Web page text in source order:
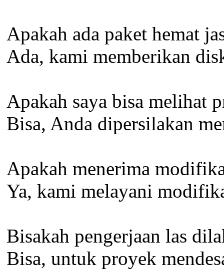
Apakah ada paket hemat
Ada, kami memberikan
Apakah saya bisa melihat
Bisa, Anda dipersilakan
Apakah menerima
Ya, kami melayani
Bisakah pengerjaan las
Bisa, untuk proyek